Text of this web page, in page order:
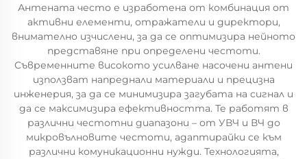
Антената често е изработена от комбинация от
активни елементи, отражатели и директори,
внимателно изчислени, за да се оптимизира нейното
представяне при определени честоти.
Съвременните високото усилване насочени антени
използват напреднали материали и прецизна
инженерия, за да се минимизира загубата на сигнал и
да се максимизира ефективността. Те работят в
различни честотни диапазони – от УВЧ и ВЧ до
микровълновите честоти, адаптирайки се към
различни комуникационни нужди. Технологията,